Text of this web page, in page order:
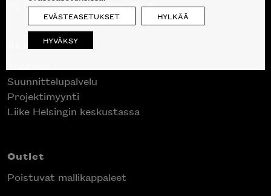
09 612 9440|sales@skanno.fi
Skanno
Suunnittelupalvelu
Projektimyynti
Liike Helsingin keskustassa
Outlet
Poistuvat mallikappaleet
EVÄSTEASETUKSET HYLKÄÄ
HYVÄKSY